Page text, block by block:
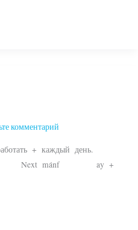
комментарий
+ каждый день.
ay +